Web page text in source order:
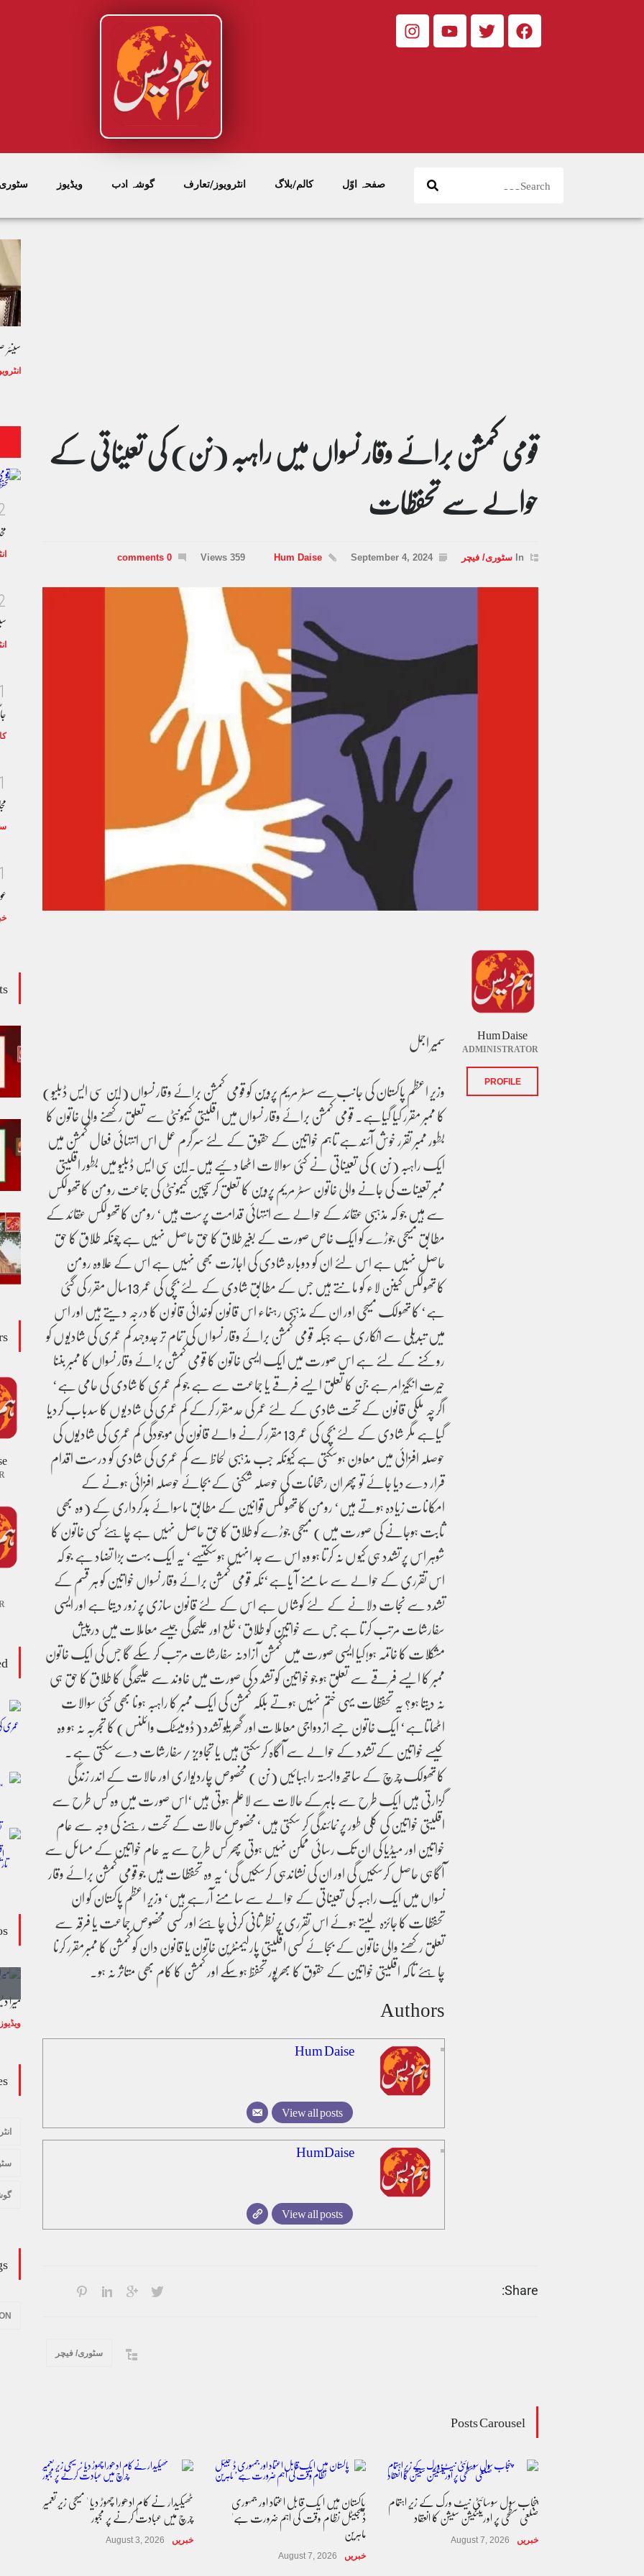
صفحہ اوّل کالم/بلاگ انٹرویوز/تعارف گوشہ ادب ویڈیوز
قومی کمشن برائے وقار نسواں میں راہبہ (نن) کی تعیناتی کے
حوالے سے تحفظات
In سٹوری/ فیچر September 4, 2024
Hum Daise
359 Views
0 comments
سمیر اجمل
وزیر اعظم پاکستان کی جانب سے سسٹر مریم پروین کو قومی کمشن برائے وقار نسواں (این سی ایس ڈبلیو)
کا ممبر مقرر کیا گیاہے۔ قومی کمشن برائے وقار نسواں میں اقلیتی کیمونٹی سے تعلق رکھنے والی خاتون کا
بطور ممبر تقرر خوش آئند ہے تاہم خواتین کے حقوق کے لئے سرگرم عمل اس انتہائی فعال کمشن میں
ایک راہبہ (نن) کی تعیناتی نے کئی سوالات اٹھا دئیے ہیں۔این سی ایس ڈبلیو میں بطور اقلیتی
ممبر تعینات کی جانے والی خاتون سسٹر مریم پروین کا تعلق کرسچین کیمونٹی کی جماعت رومن کاتھولکس
سے ہیں جو کہ مذہبی عقائد کے حوالے سے انتہائی قدامت پرست ہیں‘ رومن کاتھولکس عقائد کے
مطابق مسیحی جوڑے کو ایک خاص صورت کے بغیر طلاق کا حق حاصل نہیں ہے چونکہ طلاق کا حق
حاصل نہیں ہے اس لئے ان کو دوبارہ شادی کی اجازت بھی نہیں ہے اس کے علاوہ رومن
کاتھولکس کینن لاء کو مانتے ہیں جس کے مطابق شادی کے لئے بچی کی عمر 13سال مقرر کی گئی
ہے‘ کاتھولک مسیحی اور ان کے مذہبی رہنماء اس قانون کوخدائی قانو ن کا درجہ دیتے ہیں اور اس
میں تبدیلی سے انکاری ہے جبکہ قومی کمشن برائے وقار نسوا ں کی تمام تر جدوجہد کم عمری کی شادیو ں کو
روکنے کے لئے ہے اس صورت میں ایک ایسی خاتون کا قومی کمشن برائے وقار نسواں کا ممبر بننا
حیرت انگیز امر ہے جن کا تعلق ایسے فرقے یا جماعت سے ہے جو کم عمری کا شادی کی حامی ہے‘
اگرچہ ملکی قانون کے تحت شادی کے لئے عمر کی حد مقرر کرکے کم عمری کی شادیو ں کا سدباب کردیا
گیاہے مگر شادی کے لئے بچی کی عمر 13 مقرر کرنے والے قانون کی موجودگی کم عمری کی شادیوں کی
حوصلہ افزائی میں معاون ہوسکتی ہے کیونکہ جب مذہبی لحاظ سے کم عمری کی شادی کو درست اقدام
قرار دے دیا جائے تو پھر ان رجحانات کی حوصلہ شکنی کے بجائے حوصلہ افزائی ہونے کے
امکانات زیادہ ہوتے ہیں‘ رومن کاتھولکس قوانین کے مطابق ماسوائے بدکرداری کے (وہ بھی
ثابت ہوجانے کی صورت میں) مسیحی جوڑے کو طلاق کا حق حاصل نہیں ہے چاہئے کسی خاتون کا
شوہر اس پر تشدد ہی کیو ں نہ کرتا ہو وہ اس سے جد انہیں ہوسکتیہے‘ یہ ایک بہت بڑا تضاد ہے جو کہ
اس تقرری کے حوالے سے سامنے آ یاہے‘نکہ قومی کمشن برائے وقار نسواں خواتین کو ہر قسم کے
تشدد سے نجات دلانے کے لئے کوشا ں ہے اس کے لئے قانون سازی پر زور دیتا ہے اور ایسی
سفارشات مرتب کرتا ہے جس سے خواتین کو طلاق‘ خلع اور علیحدگی جیسے معاملات میں درپیش
مشکلات کا خاتمہ ہو!کیا ایسی صورت میں کمشن آزادنہ سفارشات مرتب کر سکے گا جس کی ایک خاتون
ممبر کا ایسے فرقے سے تعلق ہو جو خواتین کو تشد د کی صورت میں خاوند سے علیحدگی کا طلاق کا حق ہی
نہ دیتا ہو؟ یہ تحفظات یہی ختم نہیں ہوتے بلکہ کمشن کی ایک ممبر کا راہبہ ہونا بھی کئی سوالات
اٹھاتاہے‘ ایک خاتون جسے ازدواجی معاملات اور گھریلو تشدد (ڈومیسٹک وائلنس) کا تجربہ نہ ہو وہ
کیسے خواتین کے تشدد کے حوالے سے آگاہ کرسکتی ہیں یا تجاویز /سفارشات دے سکتی ہے۔
کاتھولک چرچ کے ساتھ وابستہ راہبائیں (نن) مخصوص چاردیواری اور حالات کے اندر زندگی
گزارتی ہیں ایک طرح سے باہرکے حالات سے لاعلم ہوتی ہیں‘اس صورت میں وہ کس طرح سے
اقلیتی خواتین کی کلی طور پر نمائندگی کر سکتی ہیں‘مخصوص حالات کے تحت رہنے کی وجہ سے عام
خواتین اور میڈیا کی ان تک رسائی ممکن نہیں ہوتی پھر کس طرح سے یہ عام خواتین کے مسائل سے
آگاہی حاصل کرسکیں گی اور ان کی نشاندہی کرسکیں گی‘ یہ وہ تحفظات ہیں جو قومی کمشن برائے وقار
نسواں میں ایک راہبہ کی تعیناتی کے حوالے سے سامنے آرہے ہیں‘ وزیر اعظم پاکستان کو ان
تحفظات کا جائزہ لیتے ہوئے اس تقرری پر نظر ثانی کرنی چاہئے اور کسی مخصوص جماعت یا فرقہ سے
تعلق رکھنے والی خاتون کے بجائے کسی اقلیتی پارلیمنٹرین خاتون یا قانون دان کو کمشن کا ممبرمقرر کرنا
چاہئے تاکہ اقلیتی خواتین کے حقوق کا بھرپور تحفظ ہوسکے اور کمشن کا کام بھی متاثر نہ ہو۔
Authors
Hum Daise
View all posts
HumDaise
View all posts
Hum Daise
ADMINISTRATOR
PROFILE
Share:
سٹوری/ فیچر
Posts Carousel
ٹھیکیدار نے کام ادھورا چھوڑ دیا ' مسیحی زیر تعمیر
چرچ میں عبادت کرنے پر مجبور
خبریں August 3, 2026
پاکستان مِیں ا یک قابل اعتماد اور جمہوری
ڈیجیٹل نظام وقت کی اہم ضرورت ہے'
ماہرین
خبریں August 7, 2026
پنجاب سول سوسائٹی نیٹ ورک کے زیرِ اہتمام
ضلعی سطحی پر اورینٹیشن سیشن کا انعقاد
خبریں August 7, 2026
1
1
1
ویڈیوز
وڈیو کالم - کالم کار لائبہ زینب